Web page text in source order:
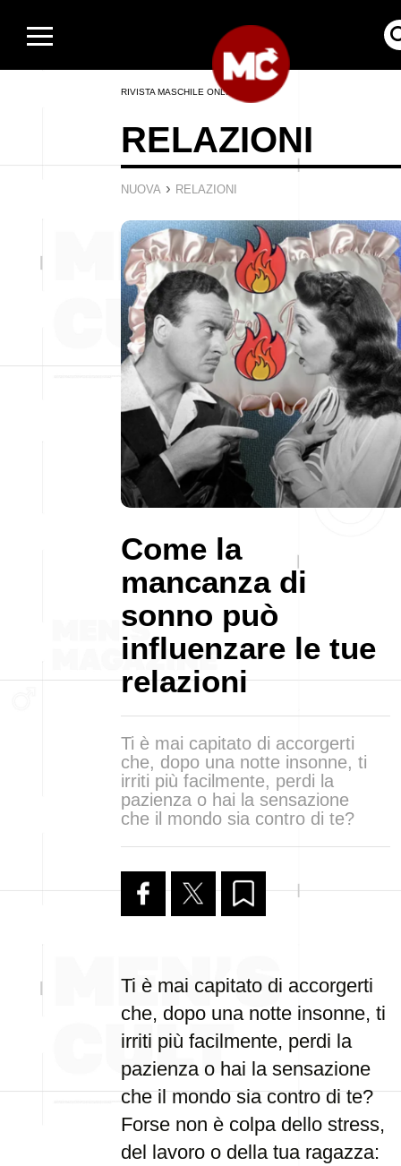
RIVISTA MASCHILE ONLINE
RELAZIONI
NUOVA › RELAZIONI
Come la
mancanza di
sonno può
influenzare le tue
relazioni
Ti è mai capitato di accorgerti
che, dopo una notte insonne, ti
irriti più facilmente, perdi la
pazienza o hai la sensazione
che il mondo sia contro di te?
Ti è mai capitato di accorgerti
che, dopo una notte insonne, ti
irriti più facilmente, perdi la
pazienza o hai la sensazione
che il mondo sia contro di te?
Forse non è colpa dello stress,
del lavoro o della tua ragazza: